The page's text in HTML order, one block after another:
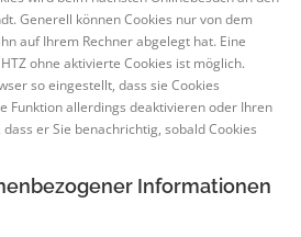
Generell können Cookies nur von dem
auf Ihrem Rechner abgelegt hat. Eine
ohne aktivierte Cookies ist möglich.
so eingestellt, dass sie Cookies
Funktion allerdings deaktivieren oder Ihren
er Sie benachrichtig, sobald Cookies
Informationen